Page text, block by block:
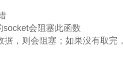
会阻塞此函数
，则会阻塞；如果没有取完，